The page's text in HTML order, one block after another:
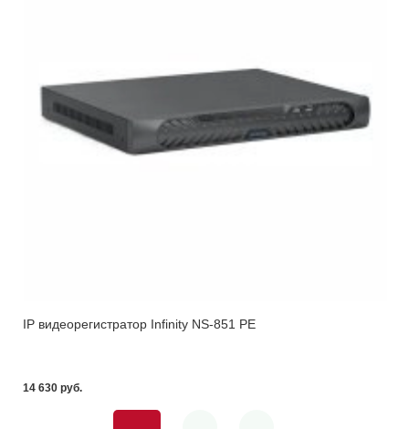
IP видеорегистратор Infinity NS-851 PE
14 630 pуб.